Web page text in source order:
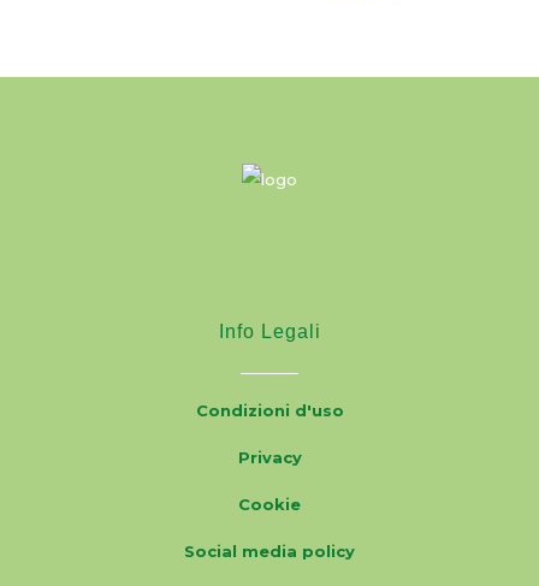
Info Legali
Condizioni d'uso
Privacy
Cookie
Social media policy